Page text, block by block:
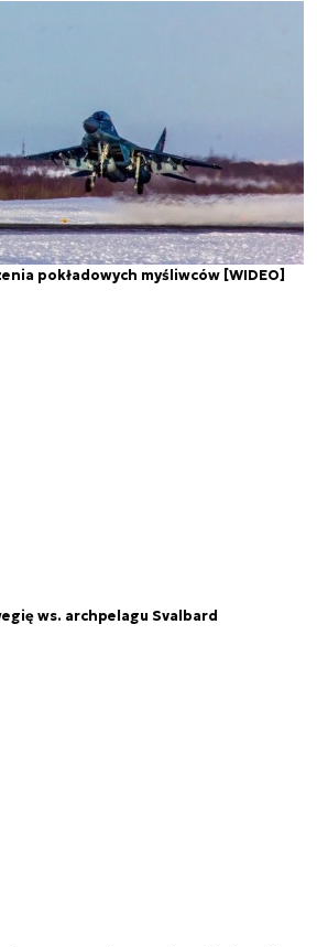
pokładowych myśliwców [WIDEO]
ws. archpelagu Svalbard